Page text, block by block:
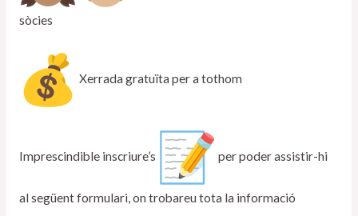
sòcies
Xerrada gratuïta per a tothom
Imprescindible inscriure’s per poder assistir-hi
al següent formulari, on trobareu tota la informació